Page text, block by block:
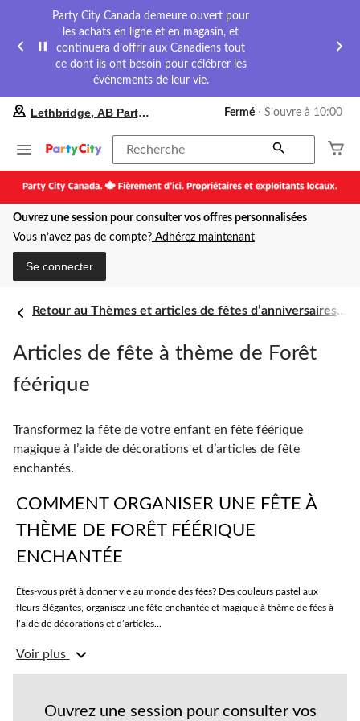
Party City Canada demeure ouvert pour
les achats en ligne et en magasin, et
continuera d’offrir aux Canadiens tout
ce dont ils ont besoin pour célébrer les
événements de leur vie.
préféré
Lethbridge,
Party
City,
courament
Fermé,
pour
Lethbridge, AB Party City Fermé ⋅ S’ouvre à 10:00
Recherche
Ouvrez une session pour consulter vos offres personnalisées
Vous n’avez pas de compte? Adhérez maintenant
Se connecter
Retour au Thèmes et articles de fêtes d’anniversaires pour enfants
Articles de fête à thème de Forêt
féérique
Transformez la fête de votre enfant en fête féérique
magique à l’aide de décorations et d’articles de fête
enchantés.
COMMENT ORGANISER UNE FÊTE À
THÈME DE FORÊT FÉÉRIQUE
ENCHANTÉE
Êtes-vous prêt à donner vie au monde des fées? Des couleurs pastel aux
fleurs élégantes, organisez une fête enchantée et magique à thème de fées à
l’aide de décorations et d’articles...
Créez une fantaisie de conte de fées
Lorsqu’il s’agit d’idées pour les fêtes féériques, les décorations à thème de fée
vous pouvez ajouter une touche fantaisiste à tout espace.
Voir plus
Ouvrez une session pour consulter vos